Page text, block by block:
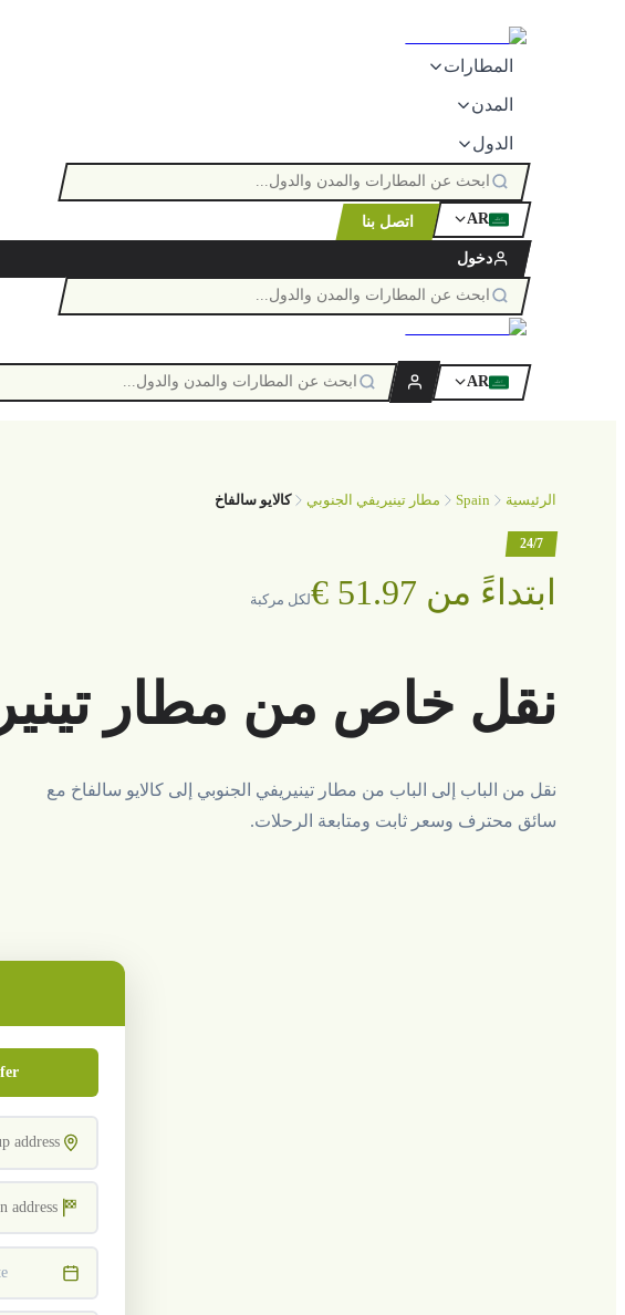
المطارات
المدن
الدول
ٱللَّٰه AR اتصل بنا
دخول
ٱللَّٰه AR
الرئيسية Spain مطار تينيريفي الجنوبي كالايو سالفاخ
24/7
ابتداءً من ‏51.97 € لكل مركبة
نقل خاص من مطار
نقل من الباب إلى الباب من مطار تينيريفي الجنوبي إلى كالايو سالفاخ مع
سائق محترف وسعر ثابت ومتابعة الرحلات.